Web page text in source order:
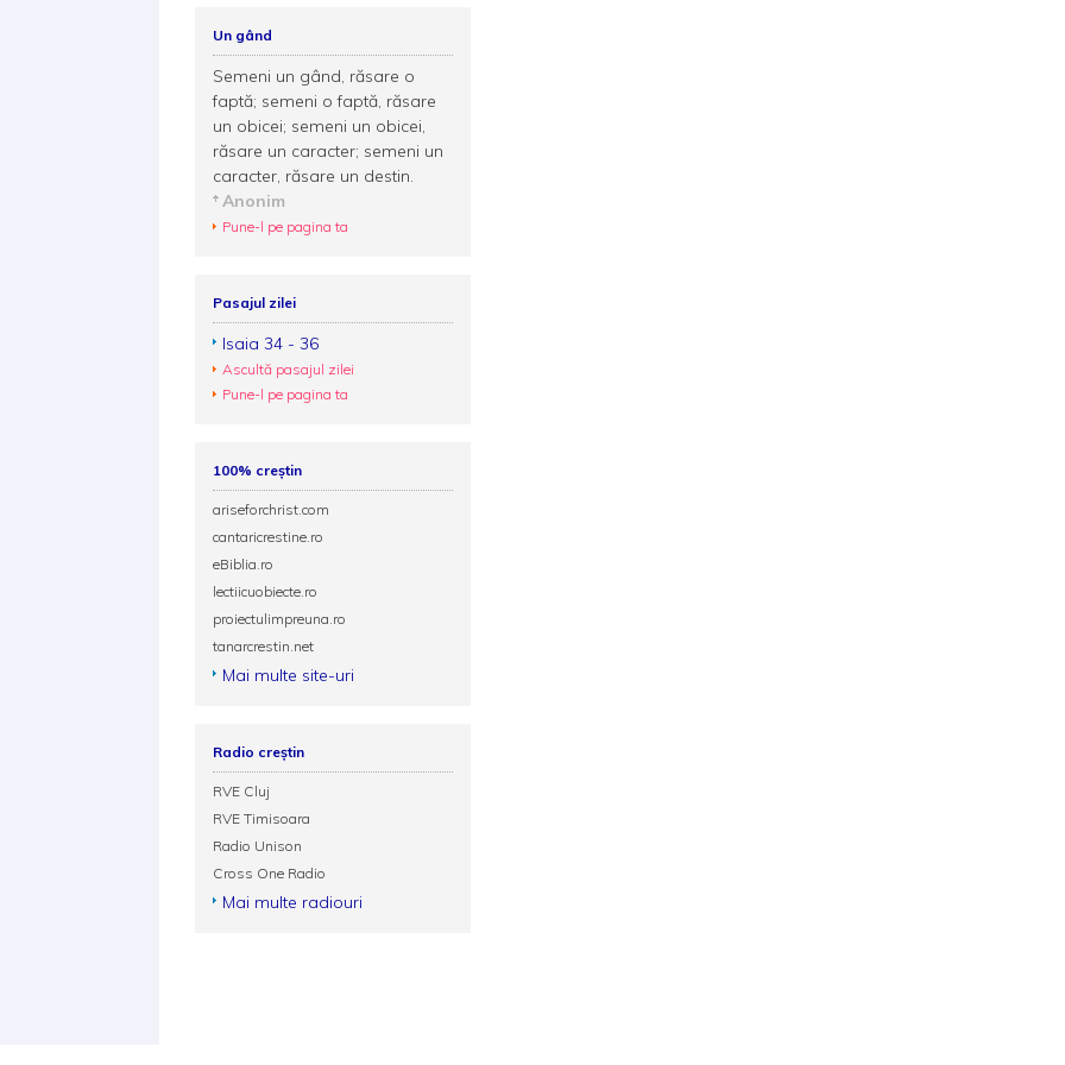
Un gând
Semeni un gând, răsare o
faptă; semeni o faptă, răsare
un obicei; semeni un obicei,
răsare un caracter; semeni un
caracter, răsare un destin.
Anonim
Pune-l pe pagina ta
Pasajul zilei
Isaia 34 - 36
Ascultă pasajul zilei
Pune-l pe pagina ta
100% creștin
ariseforchrist.com
cantaricrestine.ro
eBiblia.ro
lectiicuobiecte.ro
proiectulimpreuna.ro
tanarcrestin.net
Mai multe site-uri
Radio creștin
RVE Cluj
RVE Timisoara
Radio Unison
Cross One Radio
Mai multe radiouri